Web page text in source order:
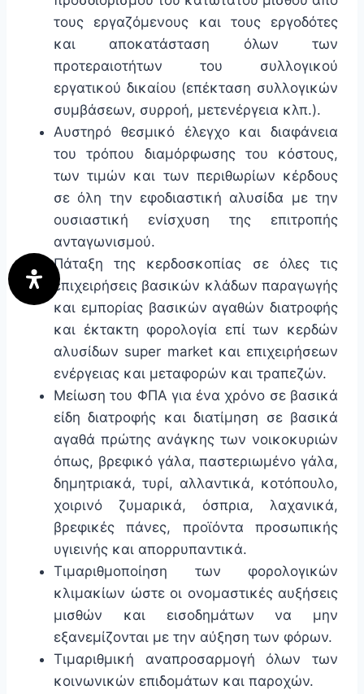
τους εργαζόμενους και τους εργοδότες
και αποκατάσταση όλων των
προτεραιοτήτων του συλλογικού
εργατικού δικαίου (επέκταση συλλογικών
συμβάσεων, συρροή, μετενέργεια κλπ.).
Αυστηρό θεσμικό έλεγχο και διαφάνεια
του τρόπου διαμόρφωσης του κόστους,
των τιμών και των περιθωρίων κέρδους
σε όλη την εφοδιαστική αλυσίδα με την
ουσιαστική ενίσχυση της επιτροπής
ανταγωνισμού.
Πάταξη της κερδοσκοπίας σε όλες τις
επιχειρήσεις βασικών κλάδων παραγωγής
και εμπορίας βασικών αγαθών διατροφής
και έκτακτη φορολογία επί των κερδών
αλυσίδων super market και επιχειρήσεων
ενέργειας και μεταφορών και τραπεζών.
Μείωση του ΦΠΑ για ένα χρόνο σε βασικά
είδη διατροφής και διατίμηση σε βασικά
αγαθά πρώτης ανάγκης των νοικοκυριών
όπως, βρεφικό γάλα, παστεριωμένο γάλα,
δημητριακά, τυρί, αλλαντικά, κοτόπουλο,
χοιρινό ζυμαρικά, όσπρια, λαχανικά,
βρεφικές πάνες, προϊόντα προσωπικής
υγιεινής και απορρυπαντικά.
Τιμαριθμοποίηση των φορολογικών
κλιμακίων ώστε οι ονομαστικές αυξήσεις
μισθών και εισοδημάτων να μην
εξανεμίζονται με την αύξηση των φόρων.
Τιμαριθμική αναπροσαρμογή όλων των
κοινωνικών επιδομάτων και παροχών.